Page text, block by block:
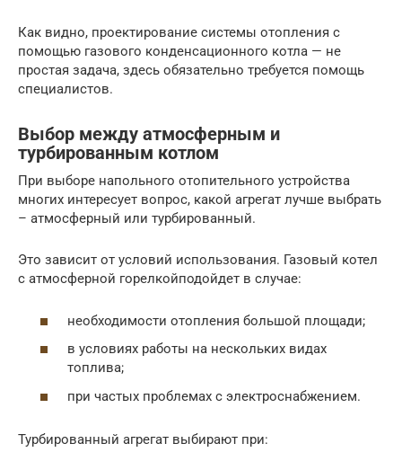
Как видно, проектирование системы отопления с
помощью газового конденсационного котла — не
простая задача, здесь обязательно требуется помощь
специалистов.
Выбор между атмосферным и
турбированным котлом
При выборе напольного отопительного устройства
многих интересует вопрос, какой агрегат лучше выбрать
– атмосферный или турбированный.
Это зависит от условий использования. Газовый котел
с атмосферной горелкойподойдет в случае:
необходимости отопления большой площади;
в условиях работы на нескольких видах
топлива;
при частых проблемах с электроснабжением.
Турбированный агрегат выбирают при: